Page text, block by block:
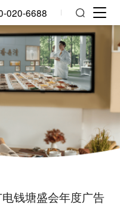
020-6688
钱塘盛会年度广告